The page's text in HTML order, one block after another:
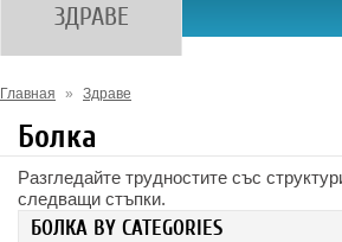
ЗДРАВЕ
Главная » Здраве
Болка
Разгледайте трудностите със
следващи стъпки.
БОЛКА BY CATEGORIES